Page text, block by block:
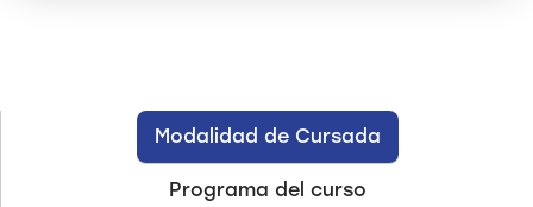
Modalidad de Cursada
Programa del curso